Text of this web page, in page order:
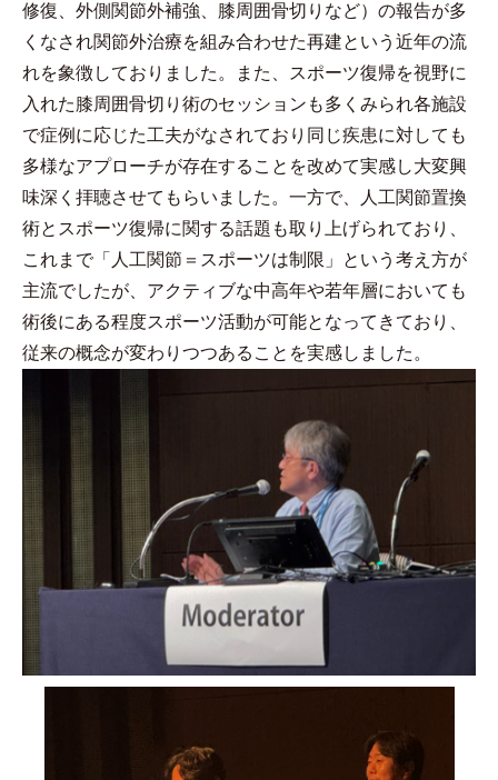
修復、外側関節外補強、膝周囲骨切りなど）の報告が多
くなされ関節外治療を組み合わせた再建という近年の流
れを象徴しておりました。また、スポーツ復帰を視野に
入れた膝周囲骨切り術のセッションも多くみられ各施設
で症例に応じた工夫がなされており同じ疾患に対しても
多様なアプローチが存在することを改めて実感し大変興
味深く拝聴させてもらいました。一方で、人工関節置換
術とスポーツ復帰に関する話題も取り上げられており、
これまで「人工関節＝スポーツは制限」という考え方が
主流でしたが、アクティブな中高年や若年層においても
術後にある程度スポーツ活動が可能となってきており、
従来の概念が変わりつつあることを実感しました。